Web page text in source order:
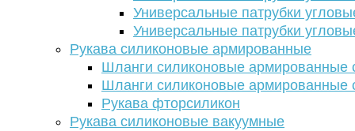
Универсальные патрубки
Универсальные патрубки
Рукава силиконовые армированные
Шланги силиконовые армированные
Шланги силиконовые армированные
Рукава фторсиликон
Рукава силиконовые вакуумные